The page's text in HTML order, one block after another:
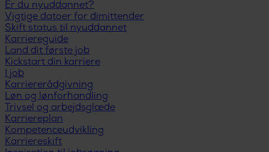
Er du nyuddannet?
Vigtige datoer for dimittender
Skift status til nyuddannet
Karriereguide
Land dit første job
Kickstart din karriere
I job
Karriererådgivning
Løn og lønforhandling
Trivsel og arbejdsglæde
Karriereplan
Kompetenceudvikling
Karriereskift